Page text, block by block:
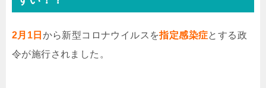
2月1日 から新型コロナウイルスを指定感染症とする政
令が施行されました。